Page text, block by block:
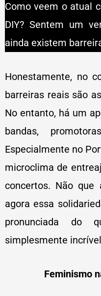
Como veem o atual
DIY? Sentem um
ainda existem
Honestamente, no
barreiras reais são
No entanto, há um
bandas,
Especialmente no
microclima de
concertos. Não que
agora essa
pronunciada do
simplesmente
Feminismo na